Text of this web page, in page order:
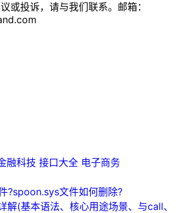
或投诉，请与我们联系。邮箱：
融科技 接口大全 电子商务
?spoon.sys文件如何删除?
(基本语法、核心用途场景、与call、